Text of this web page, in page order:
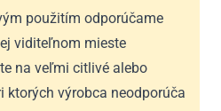
použitím odporúčame
viditeľnom mieste
na veľmi citlivé alebo
ktorých výrobca neodporúča